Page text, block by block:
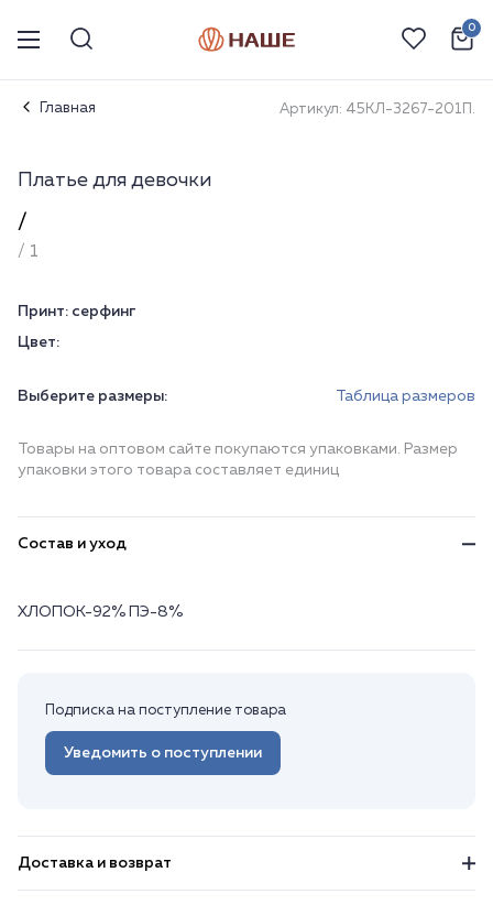
0
Главная Артикул: 45КЛ-3267-201П.
Платье для девочки
/
/ 1
Принт: серфинг
Цвет:
Выберите размеры: Таблица размеров
Товары на оптовом сайте покупаются упаковками. Размер
упаковки этого товара составляет единиц
Состав и уход
ХЛОПОК-92% ПЭ-8%
Подписка на поступление товара
Уведомить о поступлении
Доставка и возврат